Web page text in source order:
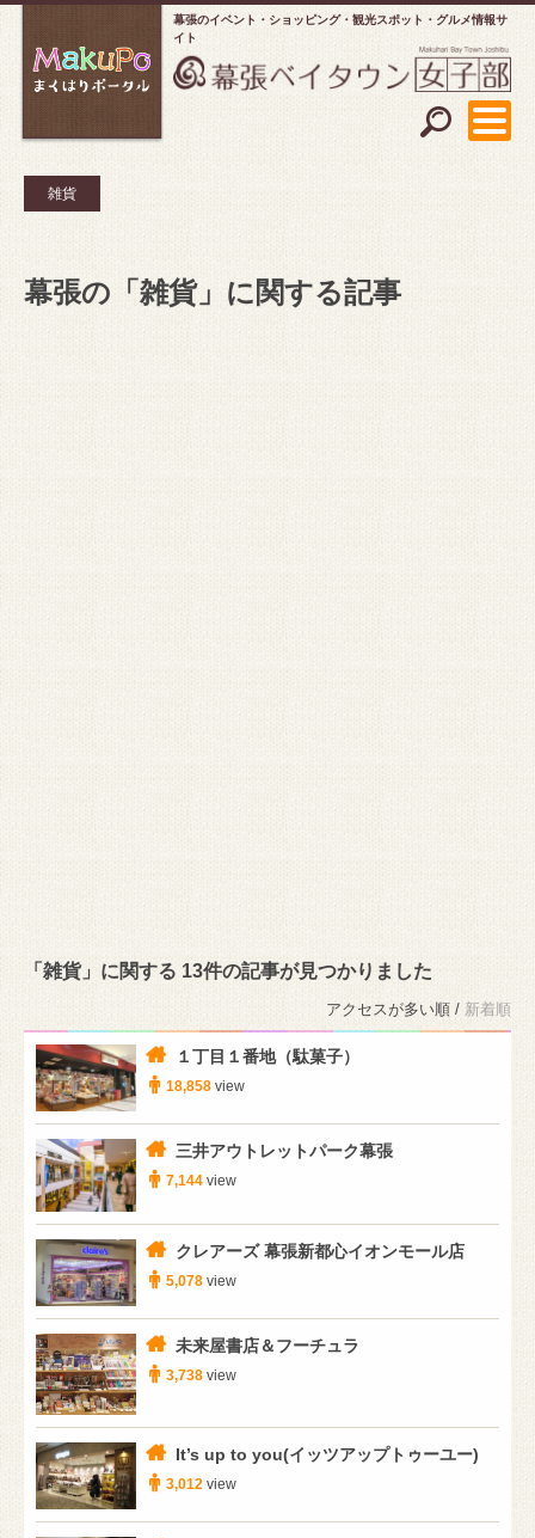
幕張のイベント・ショッピング
観光スポット・グルメ情報サ
イト
雑貨
幕張の「雑貨」に関する記事
「雑貨」に関する 13件の記事が見つかりました
アクセスが多い順 / 新着順
１丁目１番地（駄菓子）
18,858 view
三井アウトレットパーク幕張
7,144 view
クレアーズ 幕張新都心イオンモール店
5,078 view
未来屋書店＆フーチュラ
3,738 view
It’s up to you(イッツアップトゥーユー)
3,012 view